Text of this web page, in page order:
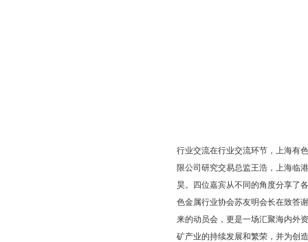
行业交流在行业交流环节，上海有
限公司研究交易总监王浩，上海临
昊。四位嘉宾从不同的角度分享了
色金属行业协会苏友明会长在致答
来的动员会，更是一场汇聚海内外
矿产业的持续发展和繁荣，并为创